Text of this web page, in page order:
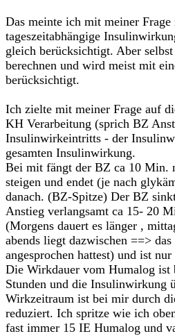
Das meinte ich mit meiner
tageszeitabhängige
gleich berücksichtigt. Aber
berechnen und wird meist mit
berücksichtigt.
Ich zielte mit meiner Frage auf
KH Verarbeitung (sprich BZ
Insulinwirkeintritts - der
gesamten Insulinwirkung.
Bei mit fängt der BZ ca 10 Min.
steigen und endet (je nach
danach. (BZ-Spitze) Der BZ
Anstieg verlangsamt ca 15- 20
(Morgens dauert es länger ,
abends liegt dazwischen ==>
angesprochen hattest) und ist
Die Wirkdauer vom Humalog ist
Stunden und die Insulinwirkung
Wirkzeitraum ist bei mir durch
reduziert. Ich spritze wie ich
fast immer 15 IE Humalog und